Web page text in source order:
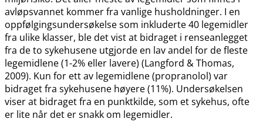
avløpsvannet kommer fra vanlige husholdninger. I en
oppfølgingsundersøkelse som inkluderte 40 legemidler
fra ulike klasser, ble det vist at bidraget i renseanlegget
fra de to sykehusene utgjorde en lav andel for de fleste
legemidlene (1-2% eller lavere) (Langford & Thomas,
2009). Kun for ett av legemidlene (propranolol) var
bidraget fra sykehusene høyere (11%). Undersøkelsen
viser at bidraget fra en punktkilde, som et sykehus, ofte
er lite når det er snakk om legemidler.